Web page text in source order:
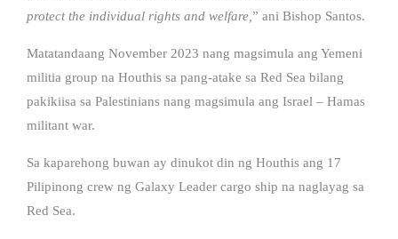
protect the individual rights and welfare, ” ani Bishop Santos.
Matatandaang November 2023 nang magsimula ang Yemeni
militia group na Houthis sa pang-atake sa Red Sea bilang
pakikiisa sa Palestinians nang magsimula ang Israel – Hamas
militant war.
Sa kaparehong buwan ay dinukot din ng Houthis ang 17
Pilipinong crew ng Galaxy Leader cargo ship na naglayag sa
Red Sea.